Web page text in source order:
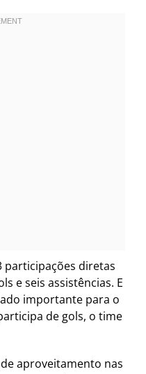
participações diretas
e seis assistências. E
importante para o
de gols, o time
aproveitamento nas